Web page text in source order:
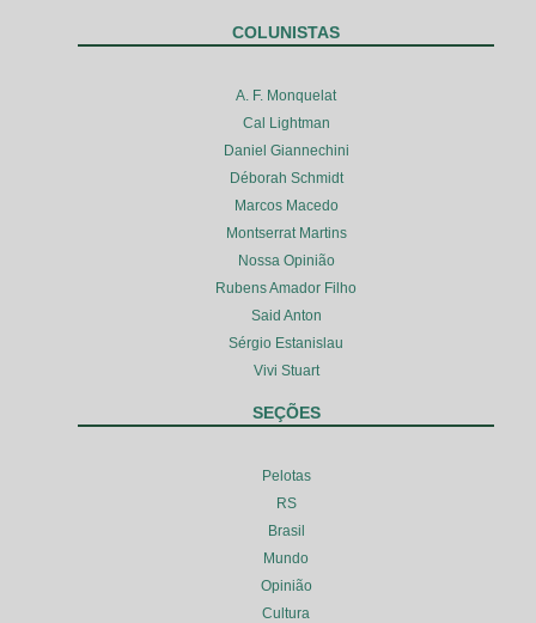
COLUNISTAS
A. F. Monquelat
Cal Lightman
Daniel Giannechini
Déborah Schmidt
Marcos Macedo
Montserrat Martins
Nossa Opinião
Rubens Amador Filho
Said Anton
Sérgio Estanislau
Vivi Stuart
SEÇÕES
Pelotas
RS
Brasil
Mundo
Opinião
Cultura